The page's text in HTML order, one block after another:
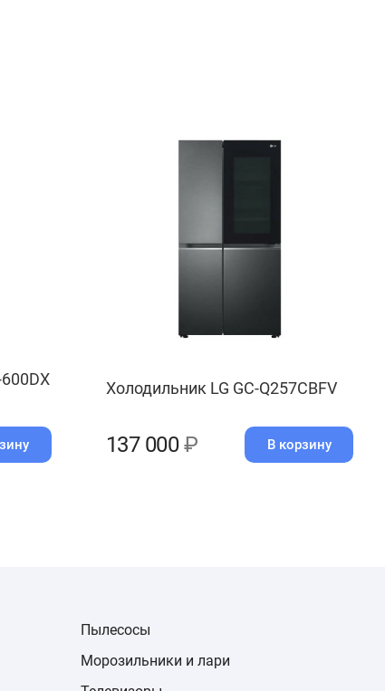
Холодильник LG GC-Q257CBFV
137 000₽ В корзину
Пылесосы
Морозильники и лари